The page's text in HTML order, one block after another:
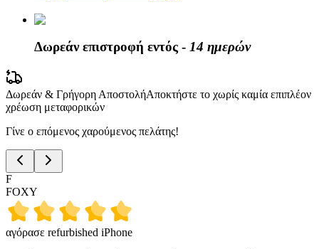
Δωρεάν επιστροφή εντός - 14 ημερών
Δωρεάν & Γρήγορη ΑποστολήΑποκτήστε το χωρίς καμία επιπλέον
χρέωση μεταφορικών
Γίνε ο επόμενος χαρούμενος πελάτης!
F
FOXY
αγόρασε refurbished iPhone